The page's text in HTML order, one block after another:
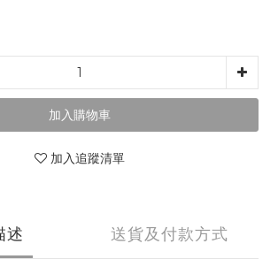
加入購物車
加入追蹤清單
述 送貨及付款方式